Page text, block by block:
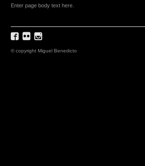
Enter page body text here.
© copyright Miguel Benedicto